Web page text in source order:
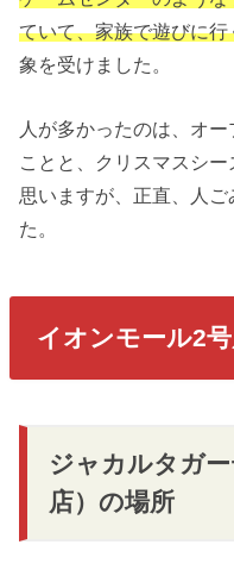
ていて、家族で遊びに
象を受けました。
人が多かったのは、オ
ことと、クリスマスシ
思いますが、正直、人
た。
イオンモール2
ジャカルタガ
店）の場所